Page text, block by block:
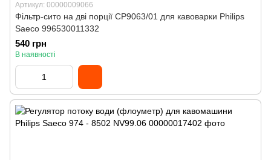
Артикул: 00000009066
Фільтр-сито на дві порції CP9063/01 для кавоварки Philips
Saeco 996530011332
540 грн
В наявності